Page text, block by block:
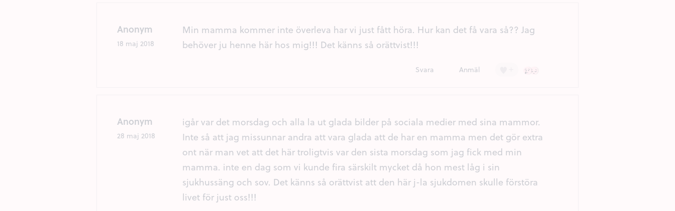
Anonym
18 maj 2018
Min mamma kommer inte överleva har vi just fått höra. Hur kan det få vara så?? Jag
behöver ju henne här hos mig!!! Det känns så orättvist!!!
Anmäl
Svara Ledsen (2)
Besviken (1)
Anonym
28 maj 2018
igår var det morsdag och alla la ut glada bilder på sociala medier med sina mammor.
Inte så att jag missunnar andra att vara glada att de har en mamma men det gör extra
ont när man vet att det här troligtvis var den sista morsdag som jag fick med min
mamma. inte en dag som vi kunde fira särskilt mycket då hon mest låg i sin
sjukhussäng och sov. Det känns så orättvist att den här j-la sjukdomen skulle förstöra
livet för just oss!!!